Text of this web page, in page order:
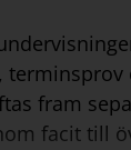
terminsprov
fram
facit till